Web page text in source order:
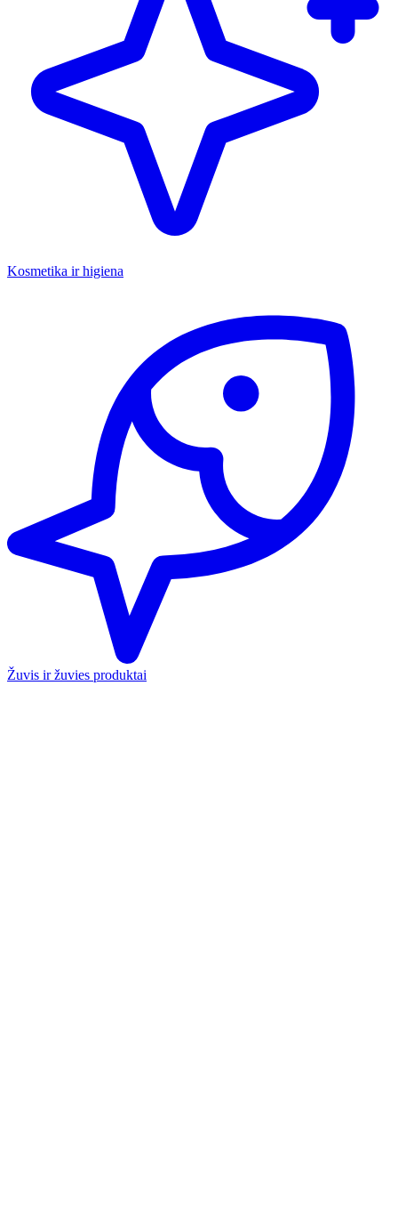
Kosmetika ir higiena
Žuvis ir žuvies produktai